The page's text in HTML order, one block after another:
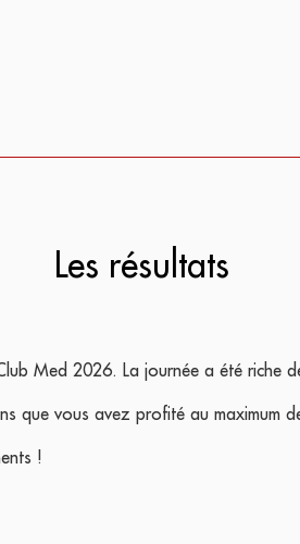
Les résultats
Med 2026. La journée a été riche
que vous avez profité au maximum
!